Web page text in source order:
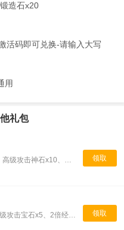
造石x20
活码即可兑换-请输入大写
用
礼包
领取
礼包详情：高级生命神石x10、高级攻击神石x10、高级暴击神石x10、高级致命神石x10
领取
礼包详情：1级生命宝石x5、1级攻击宝石x5、2倍经验仙水x1